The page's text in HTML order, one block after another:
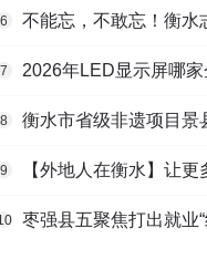
6 不能忘，不敢忘！衡水志
7 2026年LED显示屏哪家企业靠谱
8 衡水市省级非遗项目景县疯秧歌
9 【外地人在衡水】让更多女性感受中
枣强县五聚焦打出就业